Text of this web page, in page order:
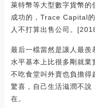
萊特幣等大型數字貨幣的
成功的，Trace Capital
人不打算出售公司。
最后一檔當然是讓人最羨
水平基本上比很多剛就業
不吃食堂叫外賣也負擔得
驚喜，自己生活滋潤不說
在。